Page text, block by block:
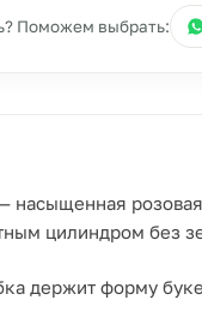
Поможем выбрать:
насыщенная
цилиндром без
держит форму